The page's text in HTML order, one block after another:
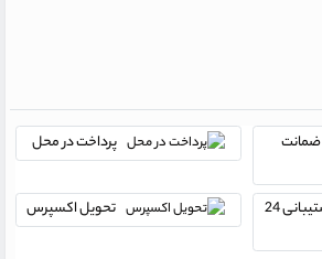
ضمانت
پرداخت در محل
پشتیبانی 24
تحویل اکسپرس